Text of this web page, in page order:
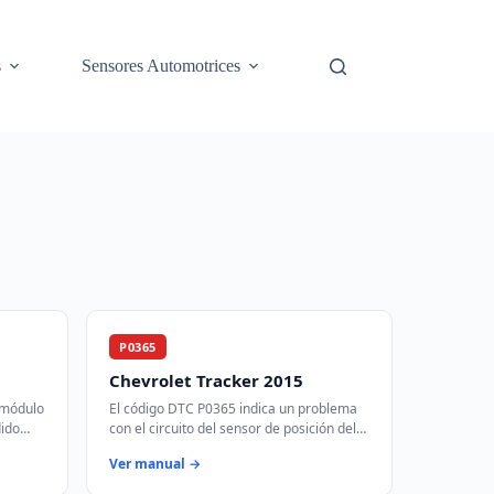
Sensores Automotrices
P0365
Chevrolet Tracker 2015
El código DTC P0365 indica un problema
con el circuito del sensor de posición del
para sincronizar el tiempo de…
Ver manual →